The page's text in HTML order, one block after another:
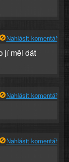
Nahlásit komentář
jí měl dát
Nahlásit komentář
Nahlásit komentář